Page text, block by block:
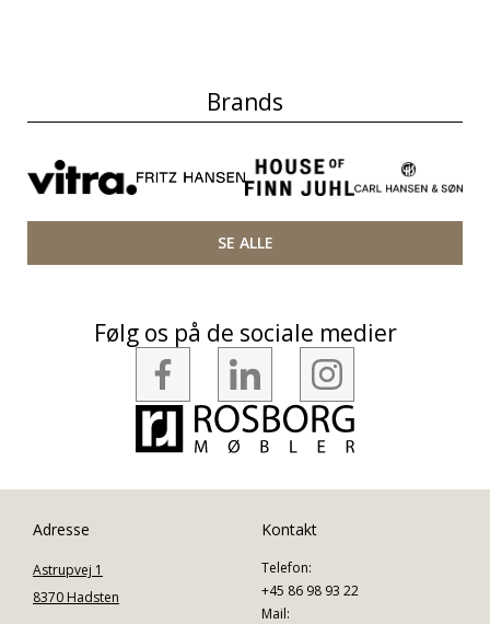
Brands
SE ALLE
Følg os på de sociale medier
Adresse
Astrupvej 1
8370 Hadsten
Kontakt
Telefon:
+45 86 98 93 22
Mail: